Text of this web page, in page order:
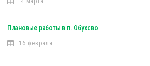
4 марта
Плановые работы в п. Обухово
16 февраля